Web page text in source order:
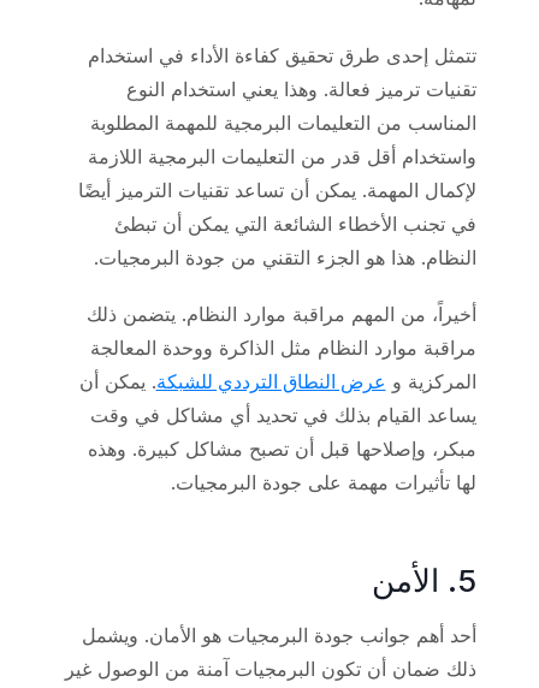
تتمثل إحدى طرق تحقيق كفاءة الأداء في استخدام
تقنيات ترميز فعالة. وهذا يعني استخدام النوع
المناسب من التعليمات البرمجية للمهمة المطلوبة
واستخدام أقل قدر من التعليمات البرمجية اللازمة
لإكمال المهمة. يمكن أن تساعد تقنيات الترميز أيضًا
في تجنب الأخطاء الشائعة التي يمكن أن تبطئ
النظام. هذا هو الجزء التقني من جودة البرمجيات.
أخيراً، من المهم مراقبة موارد النظام. يتضمن ذلك
مراقبة موارد النظام مثل الذاكرة ووحدة المعالجة
المركزية و عرض النطاق الترددي للشبكة. يمكن أن
يساعد القيام بذلك في تحديد أي مشاكل في وقت
مبكر، وإصلاحها قبل أن تصبح مشاكل كبيرة. وهذه
لها تأثيرات مهمة على جودة البرمجيات.
5. الأمن
أحد أهم جوانب جودة البرمجيات هو الأمان. ويشمل
ذلك ضمان أن تكون البرمجيات آمنة من الوصول غير